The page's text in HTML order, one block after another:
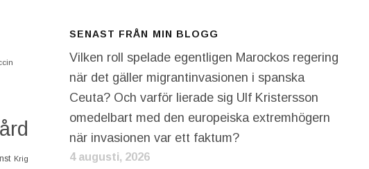
Krig
SENAST FRÅN MIN BLOGG
Vilken roll spelade egentligen Marockos regering
när det gäller migrantinvasionen i spanska
Ceuta? Och varför lierade sig Ulf Kristersson
omedelbart med den europeiska extremhögern
när invasionen var ett faktum?
4 augusti, 2026